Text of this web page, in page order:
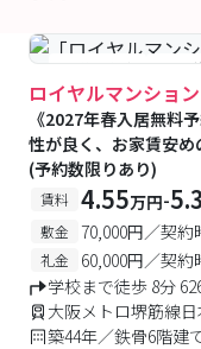
#予約受付中 #空室
ロイヤルマンショ
《2027年春入居無料
性が良く、お家賃安め
(予約数限りあり)
賃料 4.55万円-5.3
敷金 70,000円／契約
礼金
60,000円／契約
学校まで徒歩 8分
大阪メトロ堺筋線
築44年／鉄骨6階建